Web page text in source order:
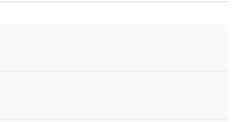
，而有些则会提供三种乃至